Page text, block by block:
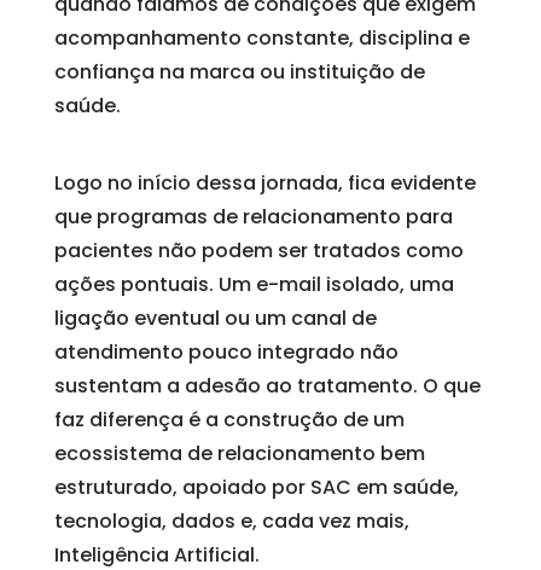
acompanhamento constante, disciplina e
confiança na marca ou instituição de
saúde.
Logo no início dessa jornada, fica evidente
que programas de relacionamento para
pacientes não podem ser tratados como
ações pontuais. Um e-mail isolado, uma
ligação eventual ou um canal de
atendimento pouco integrado não
sustentam a adesão ao tratamento. O que
faz diferença é a construção de um
ecossistema de relacionamento bem
estruturado, apoiado por SAC em saúde,
tecnologia, dados e, cada vez mais,
Inteligência Artificial.